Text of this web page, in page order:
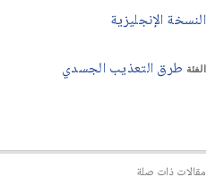
النسخة الإنجليزية
الفئة طرق التعذيب الجسدي
مقالات ذات صلة